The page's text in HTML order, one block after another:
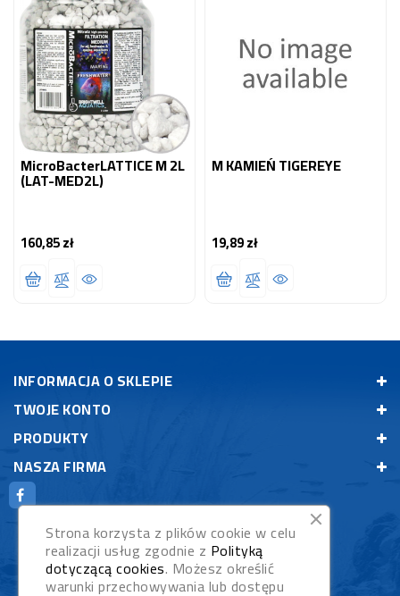
MicroBacterLATTICE M 2L
(LAT-MED2L)
160,85 złCena
M KAMIEŃ TIGEREYE
19,89 złCena
INFORMACJA O SKLEPIE
TWOJE KONTO
PRODUKTY
NASZA FIRMA
Strona korzysta z plików cookie w celu
realizacji usług zgodnie z Polityką
dotyczącą cookies. Możesz określić
warunki przechowywania lub dostępu